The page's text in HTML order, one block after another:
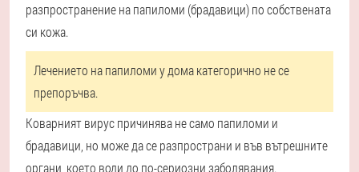
разпространение на папиломи (брадавици) по собствената
си кожа.
Лечението на папиломи у дома категорично не се
препоръчва.
Коварният вирус причинява не само папиломи и
брадавици, но може да се разпространи и във вътрешните
органи, което води до по-сериозни заболявания.